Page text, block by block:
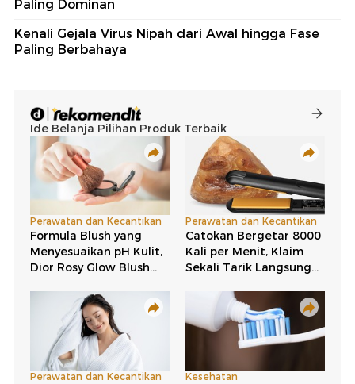
Paling Dominan
Kenali Gejala Virus Nipah dari Awal hingga Fase
Paling Berbahaya